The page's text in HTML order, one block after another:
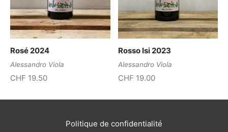
Rosé 2024
Alessandro Viola
CHF 19.50
Rosso Isi 2023
Alessandro Viola
CHF 19.00
Politique de confidentialité